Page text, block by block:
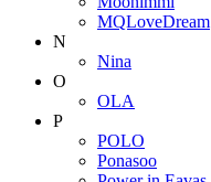
MQLoveDream
N
Nina
O
OLA
P
POLO
Ponasoo